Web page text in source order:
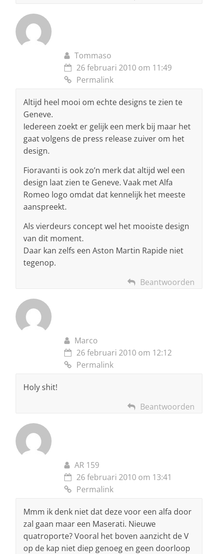
Tommaso
26 februari 2010 om 11:49
Permalink
Altijd heel mooi om echte designs te zien te
Geneve.
Iedereen zoekt er gelijk een merk bij maar het
gaat volgens de press release zuiver om het
design.
Fioravanti is ook zo’n merk dat altijd wel een
design laat zien te Geneve. Vaak met Alfa
Romeo logo omdat dat kennelijk het meeste
aanspreekt.
Als vierdeurs concept wel het mooiste design
van dit moment.
Daar kan zelfs een Aston Martin Rapide niet
tegenop.
Beantwoorden
Marco
26 februari 2010 om 12:12
Permalink
Holy shit!
Beantwoorden
AR 159
26 februari 2010 om 13:41
Permalink
Mmm ik denk niet dat deze voor een alfa door
zal gaan maar een Maserati. Nieuwe
quatroporte? Vooral het boven aanzicht de V
op de kap niet diep genoeg en geen doorloop